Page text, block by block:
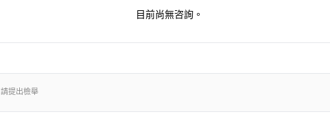
目前尚無咨詢。
提出檢舉